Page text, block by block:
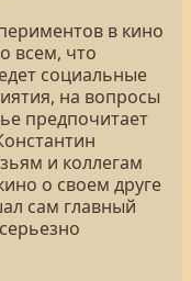
в кино
всем, что
социальные
на вопросы
предпочитает
и коллегам
о своем друге
сам главный